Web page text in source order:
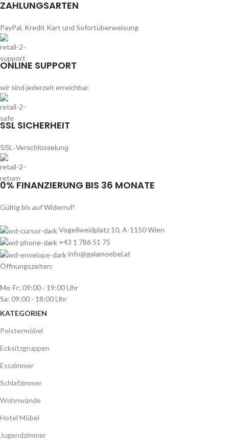
ZAHLUNGSARTEN
PayPal, Kredit Kart und Sofortüberweisung
ONLINE SUPPORT
wir sind jederzeit erreichbar.
SSL SICHERHEIT
SSL-Verschlüsselung
0% FINANZIERUNG BIS 36 MONATE
Gültig bis auf Widerruf!
Vogeilweidplatz 10, A-1150 Wien
+43 1 786 51 75
info@galamoebel.at
Öffnungszeiten:
Mo-Fr: 09:00 - 19:00 Uhr
Sa: 09:00 - 18:00 Uhr
KATEGORIEN
Polstermöbel
Ecksitzgruppen
Esszimmer
Schlafzimmer
Wohnwände
Hotel Möbel
Jugendzimmer